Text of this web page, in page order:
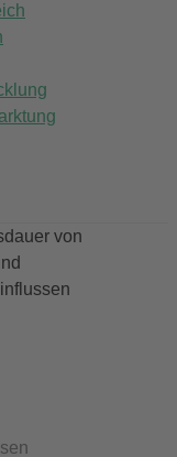
von